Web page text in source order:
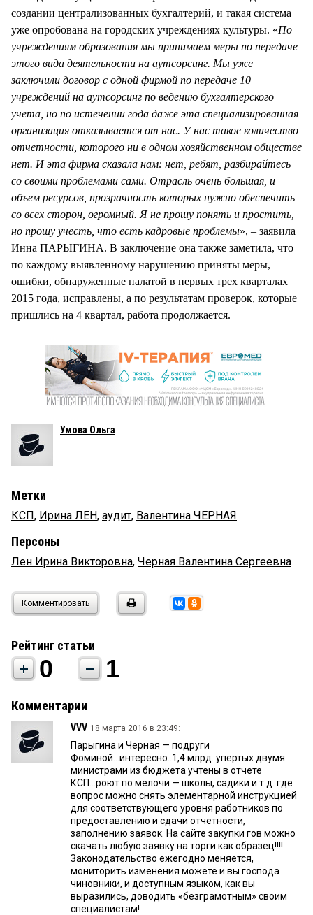
создании централизованных бухгалтерий, и такая система
уже опробована на городских учреждениях культуры. «По
учреждениям образования мы принимаем меры по передаче
этого вида деятельности на аутсорсинг. Мы уже
заключили договор с одной фирмой по передаче 10
учреждений на аутсорсинг по ведению бухгалтерского
учета, но по истечении года даже эта специализированная
организация отказывается от нас. У нас такое количество
отчетности, которого ни в одном хозяйственном обществе
нет. И эта фирма сказала нам: нет, ребят, разбирайтесь
со своими проблемами сами. Отрасль очень большая, и
объем ресурсов, прозрачность которых нужно обеспечить
со всех сторон, огромный. Я не прошу понять и простить,
но прошу учесть, что есть кадровые проблемы», – заявила
Инна ПАРЫГИНА. В заключение она также заметила, что
по каждому выявленному нарушению приняты меры,
ошибки, обнаруженные палатой в первых трех кварталах
2015 года, исправлены, а по результатам проверок, которые
пришлись на 4 квартал, работа продолжается.
Умова Ольга
Метки
КСП, Ирина ЛЕН, аудит, Валентина ЧЕРНАЯ
Персоны
Лен Ирина Викторовна, Черная Валентина Сергеевна
Комментировать
Рейтинг статьи
0 1
Комментарии
VVV 18 марта 2016 в 23:49:
Парыгина и Черная — подруги
Фоминой...интересно..1,4 млрд. упертых двумя
министрами из бюджета учтены в отчете
КСП...роют по мелочи — школы, садики и т.д. где
вопрос можно снять элементарной инструкцией
для соответствующего уровня работников по
предоставлению и сдачи отчетности,
заполнению заявок. На сайте закупки гов можно
скачать любую заявку на торги как образец!!!!
Законодательство ежегодно меняется,
мониторить изменения можете и вы господа
чиновники, и доступным языком, как вы
выразились, доводить «безграмотным» своим
специалистам!